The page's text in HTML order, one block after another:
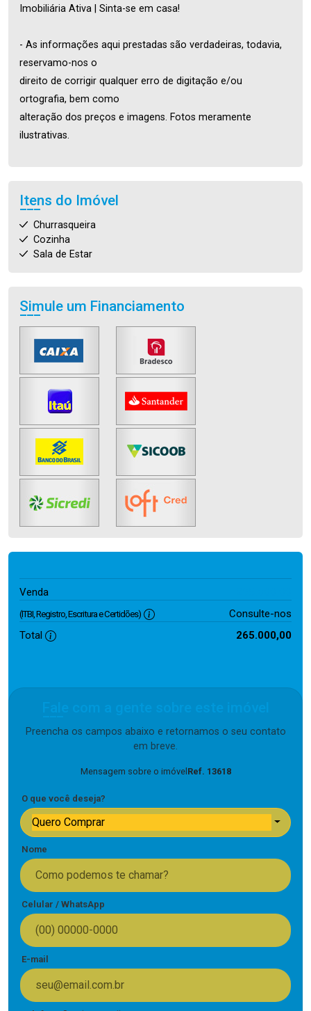
Imobiliária Ativa | Sinta-se em casa!
- As informações aqui prestadas são verdadeiras, todavia,
reservamo-nos o
direito de corrigir qualquer erro de digitação e/ou
ortografia, bem como
alteração dos preços e imagens. Fotos meramente
ilustrativas.
Itens do Imóvel
Churrasqueira
Cozinha
Sala de Estar
Simule um Financiamento
Venda
(ITBI, Registro, Escritura e Certidões)
Consulte-nos
Total
265.000,00
Preencha os campos abaixo e retornamos o seu contato
em breve.
Mensagem sobre o imóvelRef. 13618
O que você deseja?
Quero Comprar
Nome
Celular / WhatsApp
E-mail